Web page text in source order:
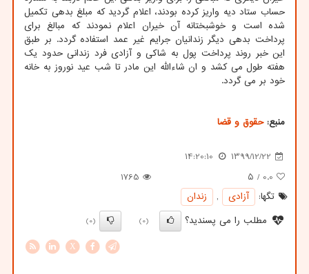
حساب ستاد دیه واریز کرده بودند، اعلام گردید که مبلغ بدهی تکمیل
شده است و خوشبختانه آن خیران اعلام نمودند که مبالغ برای
پرداخت بدهی دیگر زندانیان جرایم غیر عمد استفاده گردد. بر طبق
این خبر روند پرداخت پول به شاکی و آزادی فرد زندانی حدود یک
هفته طول می کشد و ان شاءالله این مادر تا شب عید نوروز به خانه
خود بر می گردد.
منبع:حقوق و قضا
1399/12/22
14:20:10
0.0 / ۵
1765
تگها:
آزادی ,
زندان
مطلب را می پسندید؟
(0)
(0)
X